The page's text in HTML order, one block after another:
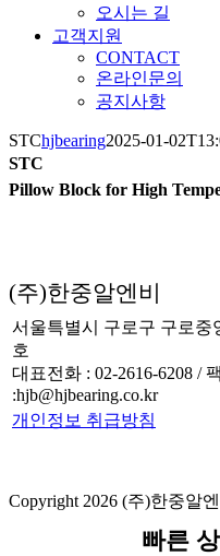
오시는 길
고객지원
CONTACT
온라인문의
공지사항
STChjbearing2025-01-
STC
Pillow Block for High
(주)한중알엔비
서울특별시 구로구 구로중
호
대표전화 : 02-2616-6208 /
:hjb@hjbearing.co.kr
개인정보 취급방침
Copyright 2026 (주)한중알
빠른